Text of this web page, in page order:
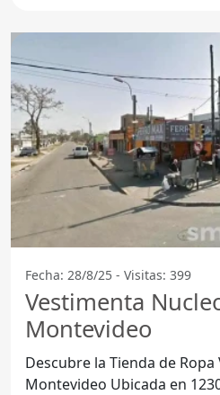
Fecha: 28/8/25 - Visitas: 399
Vestimenta
Montevideo
Descubre la Tienda de
Montevideo Ubicada en 12300 Montevideo, dentro